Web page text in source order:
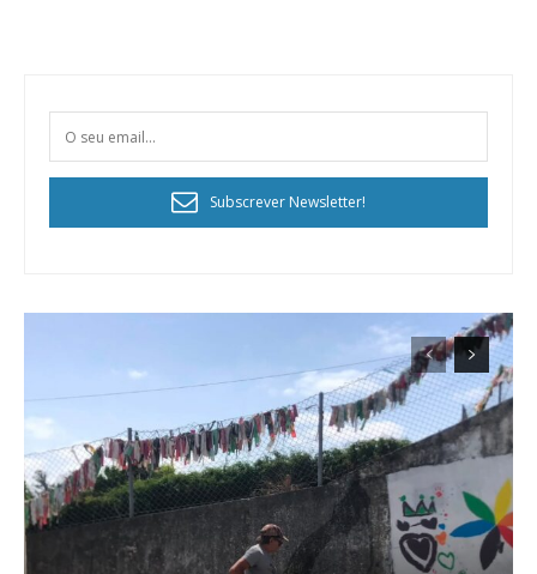
Subscrever Newsletter!